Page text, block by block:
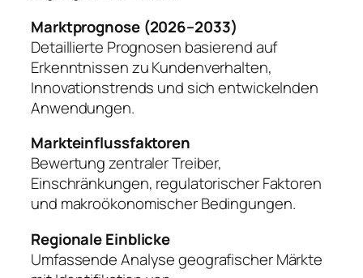
Marktprognose (2026–2033)
Detaillierte Prognosen basierend auf
Erkenntnissen zu Kundenverhalten,
Innovationstrends und sich entwickelnden
Anwendungen.
Markteinflussfaktoren
Bewertung zentraler Treiber,
Einschränkungen, regulatorischer Faktoren
und makroökonomischer Bedingungen.
Regionale Einblicke
Umfassende Analyse geografischer Märkte